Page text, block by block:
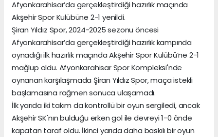
Afyonkarahisar’da gerçekleştirdiği hazırlık maçında
Akşehir Spor Kulübüne 2-1 yenildi.
Şiran Yıldız Spor, 2024-2025 sezonu öncesi
Afyonkarahisar’da gerçekleştirdiği hazırlık kampında
oynadığı ilk hazırlık maçında Akşehir Spor Kulübü’ne 2-1
mağlup oldu. Afyonkarahisar Spor Kompleksi'nde
oynanan karşılaşmada Şiran Yıldız Spor, maça istekli
başlamasına rağmen sonuca ulaşamadı.
İlk yarıda iki takım da kontrollü bir oyun sergiledi, ancak
Akşehir SK'nın bulduğu erken gol ile devreyi 1-0 önde
kapatan taraf oldu. İkinci yarıda daha baskılı bir oyun